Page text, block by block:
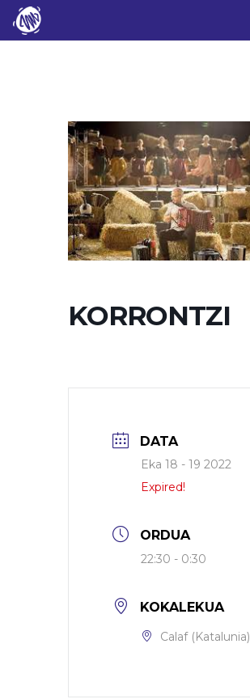
KORRONTZI
DATA
Eka 18 - 19 2022
Expired!
ORDUA
22:30 - 0:30
KOKALEKUA
Calaf (Katalunia)